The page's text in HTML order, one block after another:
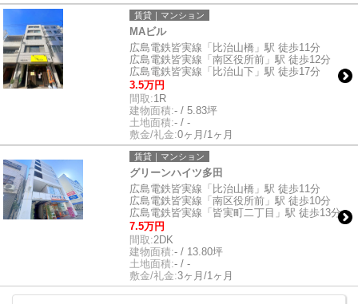
賃貸｜マンション
MAビル
広島電鉄皆実線「比治山橋」駅 徒歩11分
広島電鉄皆実線「南区役所前」駅 徒歩12分
広島電鉄皆実線「比治山下」駅 徒歩17分
3.5万円
間取:1R
建物面積:- / 5.83坪
土地面積:- / -
敷金/礼金:0ヶ月/1ヶ月
賃貸｜マンション
グリーンハイツ多田
広島電鉄皆実線「比治山橋」駅 徒歩11分
広島電鉄皆実線「南区役所前」駅 徒歩10分
広島電鉄皆実線「皆実町二丁目」駅 徒歩13分
7.5万円
間取:2DK
建物面積:- / 13.80坪
土地面積:- / -
敷金/礼金:3ヶ月/1ヶ月